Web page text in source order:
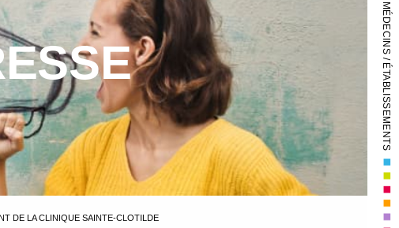
DE LA CLINIQUE SAINTE-CLOTILDE
MÉDECINS / ÉTABLISSEMENTS